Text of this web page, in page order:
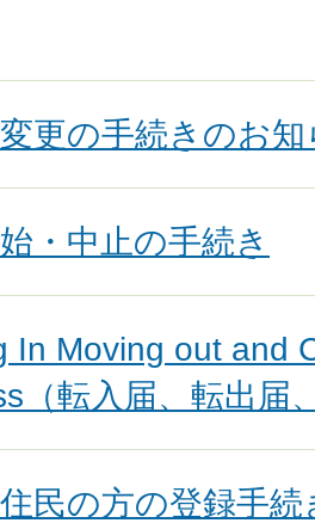
更の手続きのお知
・中止の手続き
In Moving out and
（転入届、転出届
民の方の登録手